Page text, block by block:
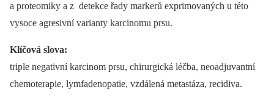
a proteomiky a z detekce řady markerů exprimovaných u této
vysoce agresivní varianty karcinomu prsu.
Klíčová slova:
triple negativní karcinom prsu, chirurgická léčba, neoadjuvantní
chemoterapie, lymfadenopatie, vzdálená metastáza, recidiva.